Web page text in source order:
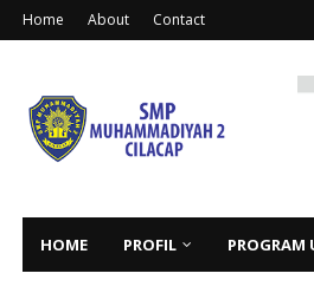
Home About Contact
HOME PROFIL PROGRAM